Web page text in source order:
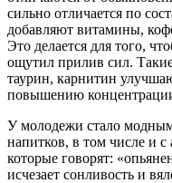
сильно отличается по
добавляют витамины,
Это делается для того,
ощутил прилив сил.
таурин, карнитин
повышению
У молодежи стало
напитков, в том числе и
которые говорят:
исчезает сонливость и